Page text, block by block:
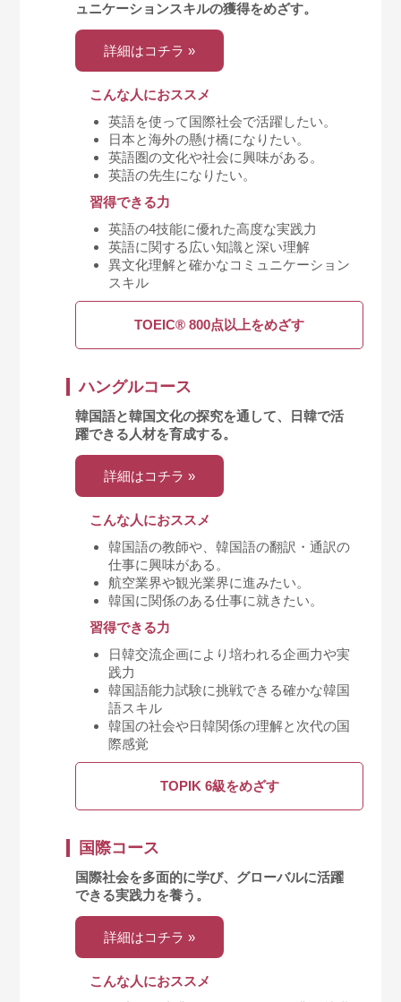
ュニケーションスキルの獲得をめざす。
詳細はコチラ »
こんな人におススメ
英語を使って国際社会で活躍したい。
日本と海外の懸け橋になりたい。
英語圏の文化や社会に興味がある。
英語の先生になりたい。
習得できる力
英語の4技能に優れた高度な実践力
英語に関する広い知識と深い理解
異文化理解と確かなコミュニケーション
スキル
TOEIC® 800点以上をめざす
ハングルコース
韓国語と韓国文化の探究を通して、日韓で活
躍できる人材を育成する。
詳細はコチラ »
こんな人におススメ
韓国語の教師や、韓国語の翻訳・通訳の
仕事に興味がある。
航空業界や観光業界に進みたい。
韓国に関係のある仕事に就きたい。
習得できる力
日韓交流企画により培われる企画力や実
践力
韓国語能力試験に挑戦できる確かな韓国
語スキル
韓国の社会や日韓関係の理解と次代の国
際感覚
TOPIK 6級をめざす
国際コース
国際社会を多面的に学び、グローバルに活躍
できる実践力を養う。
詳細はコチラ »
こんな人におススメ